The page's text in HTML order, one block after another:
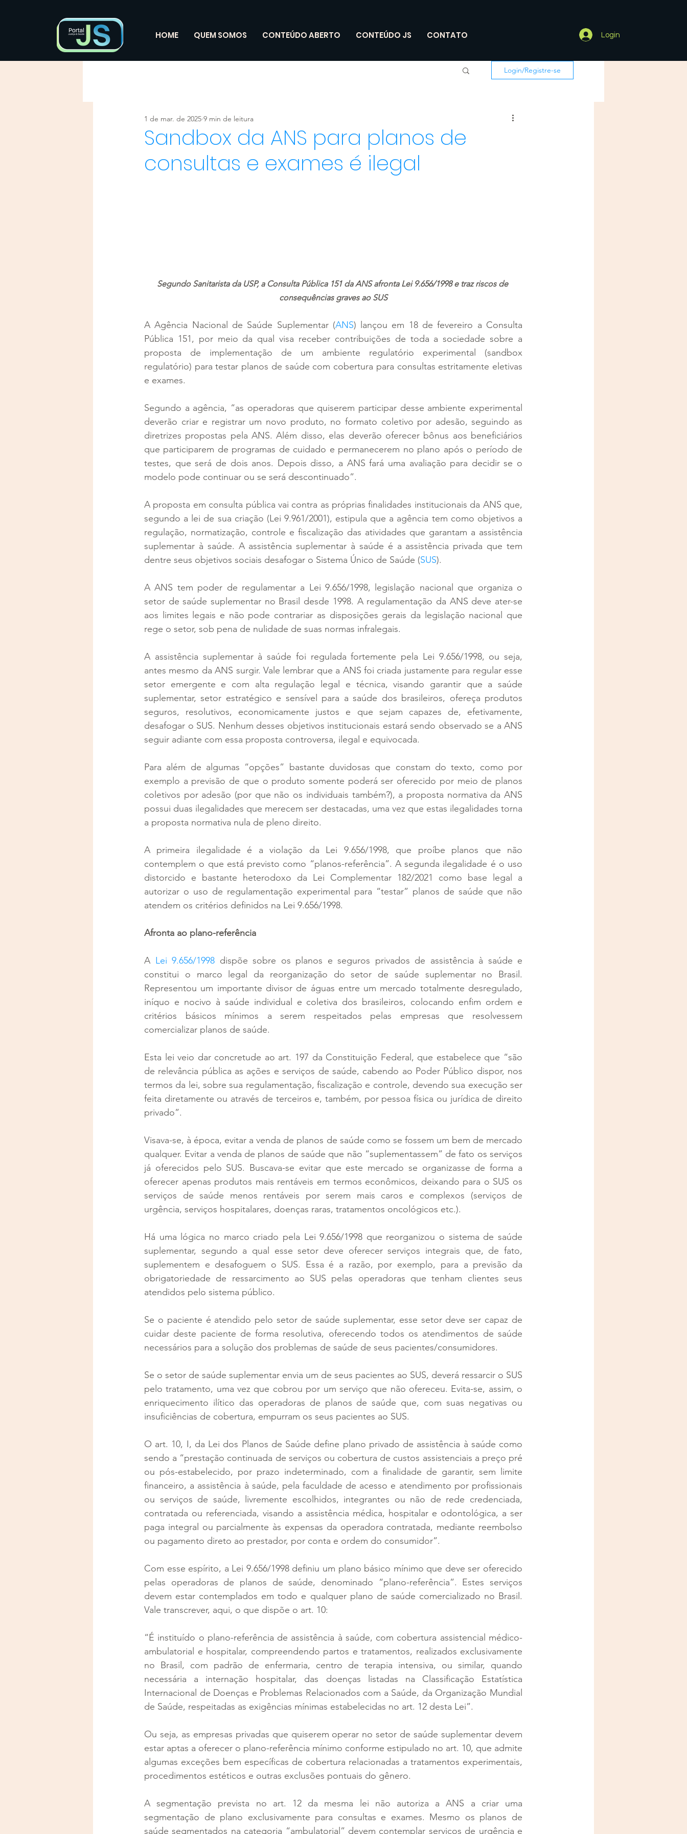
HOME QUEM SOMOS CONTEÚDO ABERTO CONTEÚDO JS CONTATO Login
Login/Registre-se
Sandbox da ANS para planos de
consultas e exames é ilegal
1 de mar. de 2025 9 min de leitura
Segundo Sanitarista da USP, a Consulta Pública 151 da ANS afronta Lei 9.656/1998 e traz riscos de
consequências graves ao SUS
A Agência Nacional de Saúde Suplementar (ANS) lançou em 18 de fevereiro a Consulta
Pública 151, por meio da qual visa receber contribuições de toda a sociedade sobre a
proposta de implementação de um ambiente regulatório experimental (sandbox
regulatório) para testar planos de saúde com cobertura para consultas estritamente eletivas
e exames.
Segundo a agência, “as operadoras que quiserem ​participar desse ambiente experimental
deverão criar e registrar um novo produto, no formato coletivo por adesão, seguindo as
diretrizes propostas pela ANS. Além disso, elas deverão oferecer bônus aos beneficiários
que participarem de programas de cuidado e permanecerem no plano após o período de
testes, que será de dois anos. Depois disso, a ANS fará uma avaliação para decidir se o
modelo pode continuar ou se será descontinuado”.
A proposta em consulta pública vai contra as próprias finalidades institucionais da ANS que,
segundo a lei de sua criação (Lei 9.961/2001), estipula que a agência tem como objetivos a
regulação, normatização, controle e fiscalização das atividades que garantam a assistência
suplementar à saúde. A assistência suplementar à saúde é a assistência privada que tem
dentre seus objetivos sociais desafogar o Sistema Único de Saúde (SUS).
A ANS tem poder de regulamentar a Lei 9.656/1998, legislação nacional que organiza o
setor de saúde suplementar no Brasil desde 1998. A regulamentação da ANS deve ater-se
aos limites legais e não pode contrariar as disposições gerais da legislação nacional que
rege o setor, sob pena de nulidade de suas normas infralegais.
A assistência suplementar à saúde foi regulada fortemente pela Lei 9.656/1998, ou seja,
antes mesmo da ANS surgir. Vale lembrar que a ANS foi criada justamente para regular esse
setor emergente e com alta regulação legal e técnica, visando garantir que a saúde
suplementar, setor estratégico e sensível para a saúde dos brasileiros, ofereça produtos
seguros, resolutivos, economicamente justos e que sejam capazes de, efetivamente,
desafogar o SUS. Nenhum desses objetivos institucionais estará sendo observado se a ANS
seguir adiante com essa proposta controversa, ilegal e equivocada.
Para além de algumas “opções” bastante duvidosas que constam do texto, como por
exemplo a previsão de que o produto somente poderá ser oferecido por meio de planos
coletivos por adesão (por que não os individuais também?), a proposta normativa da ANS
possui duas ilegalidades que merecem ser destacadas, uma vez que estas ilegalidades torna
a proposta normativa nula de pleno direito.
A primeira ilegalidade é a violação da Lei 9.656/1998, que proíbe planos que não
contemplem o que está previsto como “planos-referência”. A segunda ilegalidade é o uso
distorcido e bastante heterodoxo da Lei Complementar 182/2021 como base legal a
autorizar o uso de regulamentação experimental para “testar” planos de saúde que não
atendem os critérios definidos na Lei 9.656/1998.
Afronta ao plano-referência
A Lei 9.656/1998 dispõe sobre os planos e seguros privados de assistência à saúde e
constitui o marco legal da reorganização do setor de saúde suplementar no Brasil.
Representou um importante divisor de águas entre um mercado totalmente desregulado,
iníquo e nocivo à saúde individual e coletiva dos brasileiros, colocando enfim ordem e
critérios básicos mínimos a serem respeitados pelas empresas que resolvessem
comercializar planos de saúde.
Esta lei veio dar concretude ao art. 197 da Constituição Federal, que estabelece que “são
de relevância pública as ações e serviços de saúde, cabendo ao Poder Público dispor, nos
termos da lei, sobre sua regulamentação, fiscalização e controle, devendo sua execução ser
feita diretamente ou através de terceiros e, também, por pessoa física ou jurídica de direito
privado”.
Visava-se, à época, evitar a venda de planos de saúde como se fossem um bem de mercado
qualquer. Evitar a venda de planos de saúde que não “suplementassem” de fato os serviços
já oferecidos pelo SUS. Buscava-se evitar que este mercado se organizasse de forma a
oferecer apenas produtos mais rentáveis em termos econômicos, deixando para o SUS os
serviços de saúde menos rentáveis por serem mais caros e complexos (serviços de
urgência, serviços hospitalares, doenças raras, tratamentos oncológicos etc.).
Há uma lógica no marco criado pela Lei 9.656/1998 que reorganizou o sistema de saúde
suplementar, segundo a qual esse setor deve oferecer serviços integrais que, de fato,
suplementem e desafoguem o SUS. Essa é a razão, por exemplo, para a previsão da
obrigatoriedade de ressarcimento ao SUS pelas operadoras que tenham clientes seus
atendidos pelo sistema público.
Se o paciente é atendido pelo setor de saúde suplementar, esse setor deve ser capaz de
cuidar deste paciente de forma resolutiva, oferecendo todos os atendimentos de saúde
necessários para a solução dos problemas de saúde de seus pacientes/consumidores.
Se o setor de saúde suplementar envia um de seus pacientes ao SUS, deverá ressarcir o SUS
pelo tratamento, uma vez que cobrou por um serviço que não ofereceu. Evita-se, assim, o
enriquecimento ilítico das operadoras de planos de saúde que, com suas negativas ou
insuficiências de cobertura, empurram os seus pacientes ao SUS.
O art. 10, I, da Lei dos Planos de Saúde define plano privado de assistência à saúde como
sendo a “prestação continuada de serviços ou cobertura de custos assistenciais a preço pré
ou pós-estabelecido, por prazo indeterminado, com a finalidade de garantir, sem limite
financeiro, a assistência à saúde, pela faculdade de acesso e atendimento por profissionais
ou serviços de saúde, livremente escolhidos, integrantes ou não de rede credenciada,
contratada ou referenciada, visando a assistência médica, hospitalar e odontológica, a ser
paga integral ou parcialmente às expensas da operadora contratada, mediante reembolso
ou pagamento direto ao prestador, por conta e ordem do consumidor”.
Com esse espírito, a Lei 9.656/1998 definiu um plano básico mínimo que deve ser oferecido
pelas operadoras de planos de saúde, denominado “plano-referência”. Estes serviços
devem estar contemplados em todo e qualquer plano de saúde comercializado no Brasil.
Vale transcrever, aqui, o que dispõe o art. 10:
“É instituído o plano-referência de assistência à saúde, com cobertura assistencial médico-
ambulatorial e hospitalar, compreendendo partos e tratamentos, realizados exclusivamente
no Brasil, com padrão de enfermaria, centro de terapia intensiva, ou similar, quando
necessária a internação hospitalar, das doenças listadas na Classificação Estatística
Internacional de Doenças e Problemas Relacionados com a Saúde, da Organização Mundial
de Saúde, respeitadas as exigências mínimas estabelecidas no art. 12 desta Lei”.
Ou seja, as empresas privadas que quiserem operar no setor de saúde suplementar devem
estar aptas a oferecer o plano-referência mínimo conforme estipulado no art. 10, que admite
algumas exceções bem específicas de cobertura relacionadas a tratamentos experimentais,
procedimentos estéticos e outras exclusões pontuais do gênero.
A segmentação prevista no art. 12 da mesma lei não autoriza a ANS a criar uma
segmentação de plano exclusivamente para consultas e exames. Mesmo os planos de
saúde segmentados na categoria “ambulatorial” devem contemplar serviços de urgência e